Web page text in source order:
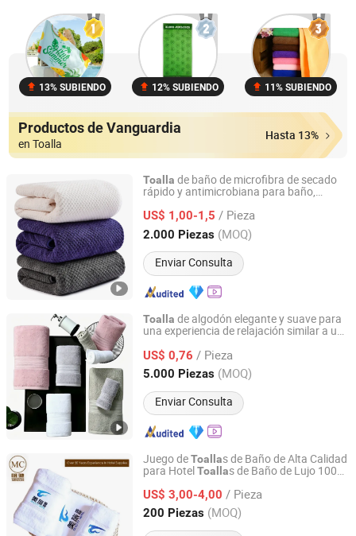
13% SUBIENDO 12% SUBIENDO 11% SUBIENDO
Productos de Vanguardia
en Toalla
Hasta 13%
Toalla de baño de microfibra de secado
rápido y antimicrobiana para baño,
US$ 1,00-1,5 / Pieza
2.000 Piezas (MOQ)
Enviar Consulta
Suzhou A Plus Textiles Company Limited
Jiangsu, China Desde 2024
Toalla de algodón elegante y suave para
una experiencia de relajación similar a un
US$ 0,76 / Pieza
5.000 Piezas (MOQ)
Enviar Consulta
Yangzhou Aplus Amenities International Co., Ltd.
Jiangsu, China Desde 2019
Juego deToallas de Baño de Alta Calidad
para HotelToallas de Baño de Lujo 100%
por Mayor
US$ 3,00-4,00 / Pieza
200 Piezas (MOQ)
Yangzhou Mingchi Hotel Products Co., Ltd
Jiangsu, China Desde 2025